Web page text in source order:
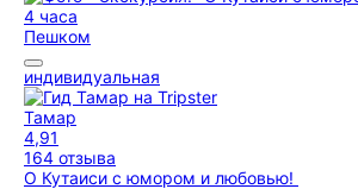
4 часа
Пешком
индивидуальная
Тамар
4,91
164 отзыва
О Кутаиси с юмором и любовью!